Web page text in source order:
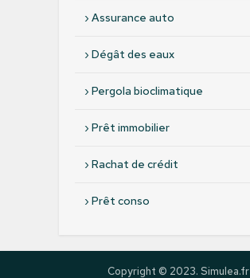
› Assurance auto
› Dégât des eaux
› Pergola bioclimatique
› Prêt immobilier
› Rachat de crédit
› Prêt conso
Copyright © 2023. Simulea.fr